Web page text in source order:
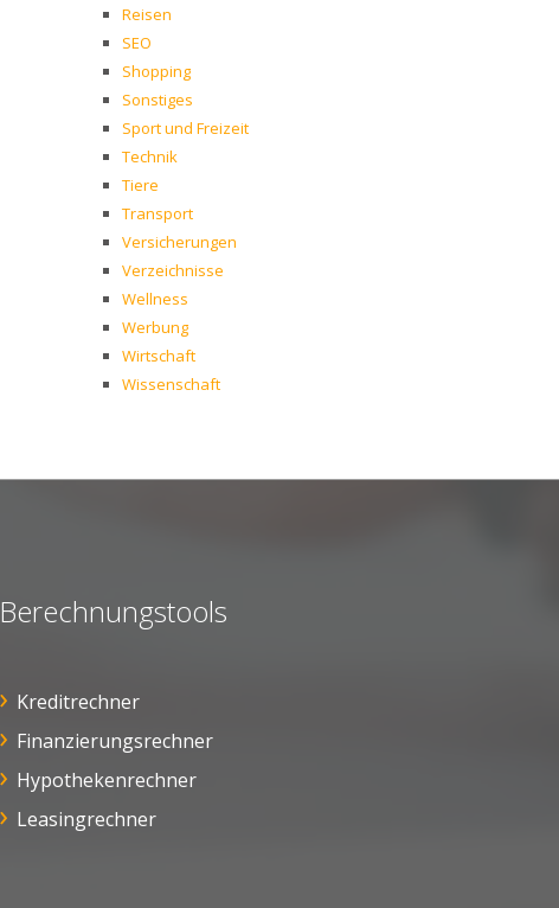
Reisen
SEO
Shopping
Sonstiges
Sport und Freizeit
Technik
Tiere
Transport
Versicherungen
Verzeichnisse
Wellness
Werbung
Wirtschaft
Wissenschaft
Berechnungstools
Kreditrechner
Finanzierungsrechner
Hypothekenrechner
Leasingrechner